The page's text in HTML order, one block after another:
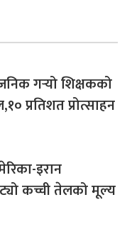
गर्‍यो शिक्षकको
प्रतिशत प्रोत्साहन
इरान
कच्ची तेलको मूल्य